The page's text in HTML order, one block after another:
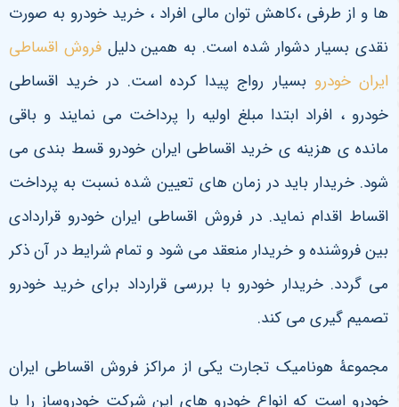
ها و از طرفی ،کاهش توان مالی افراد ، خرید خودرو به صورت
نقدی بسیار دشوار شده است. به همین دلیلفروش اقساطی
ایران خودرو بسیار رواج پیدا کرده است. در خرید اقساطی
خودرو ، افراد ابتدا مبلغ اولیه را پرداخت می نمایند و باقی
مانده ی هزینه ی خرید اقساطی ایران خودرو قسط بندی می
شود. خریدار باید در زمان های تعیین شده نسبت به پرداخت
اقساط اقدام نماید. در فروش اقساطی ایران خودرو قراردادی
بین فروشنده و خریدار منعقد می شود و تمام شرایط در آن ذکر
می گردد. خریدار خودرو با بررسی قرارداد برای خرید خودرو
تصمیم گیری می کند.
مجموعۀ هونامیک تجارت یکی از مراکز فروش اقساطی ایران
خودرو است که انواع خودرو های این شرکت خودروساز را با